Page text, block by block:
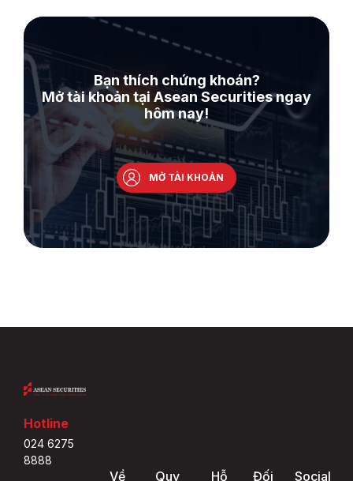
Bạn thích chứng khoán?
Mở tài khoản tại Asean Securities ngay
hôm nay!
MỞ TÀI KHOẢN
Hotline
024 6275
8888
Về
Quy
Hỗ
Đối
Social